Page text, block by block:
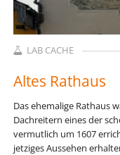
LAB CACHE
Altes Rathaus
Das ehemalige Rathaus
Dachreitern eines der
vermutlich um 1607
jetziges Aussehen